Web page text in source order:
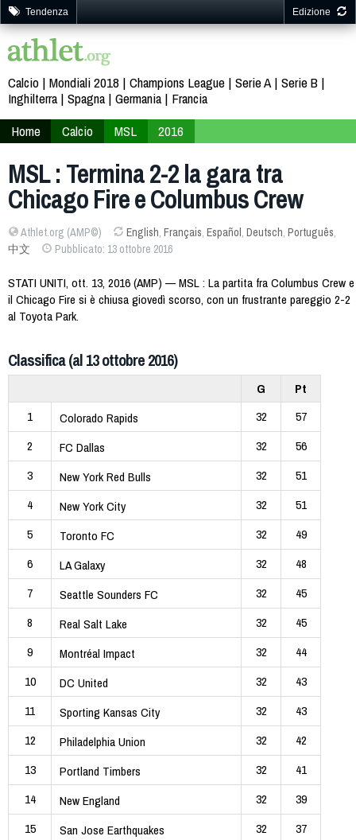
Tendenza Edizione
Calcio Mondiali 2018 Champions League Serie A Serie B
Inghilterra Spagna Germania
Francia
Home
Calcio MSL 2016
MSL : Termina 2-2 la gara tra
Chicago Fire e Columbus Crew
Athlet.org (AMP©) English, Français, Español, Deutsch, Português,
中文
Pubblicato: 13 ottobre 2016
STATI UNITI, ott. 13, 2016 (AMP) — MSL : La partita fra Columbus Crew e
il Chicago Fire si è chiusa giovedì scorso, con un frustrante pareggio 2-2
al Toyota Park.
Classifica (al 13 ottobre 2016)
G
Pt
1
Colorado Rapids 32
57
2
FC Dallas 32
56
3
New York Red Bulls 32
51
4
New York City 32
51
5
Toronto FC 32
49
6
LA Galaxy 32
48
7
Seattle Sounders FC 32
45
8
Real Salt Lake 32
45
9
Montréal Impact 32
44
10
DC United 32
43
11
Sporting Kansas City 32
43
12
Philadelphia Union 32
42
13
Portland Timbers 32
41
14
New England 32
39
15
San Jose Earthquakes 32
37